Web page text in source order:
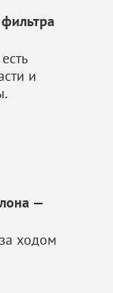
и
—
ходом